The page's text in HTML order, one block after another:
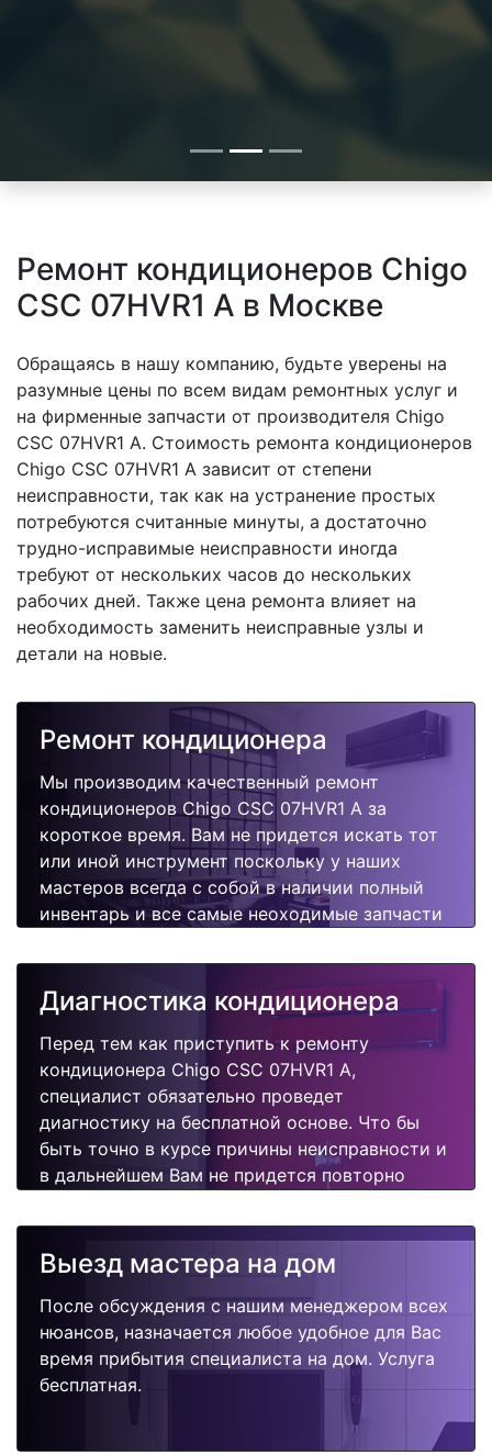
Ремонт кондиционеров Chigo
CSC 07HVR1 A в Москве
Обращаясь в нашу компанию, будьте уверены на
разумные цены по всем видам ремонтных услуг и
на фирменные запчасти от производителя Chigo
CSC 07HVR1 A. Стоимость ремонта кондиционеров
Chigo CSC 07HVR1 A зависит от степени
неисправности, так как на устранение простых
потребуются считанные минуты, а достаточно
трудно-исправимые неисправности иногда
требуют от нескольких часов до нескольких
рабочих дней. Также цена ремонта влияет на
необходимость заменить неисправные узлы и
детали на новые.
Ремонт кондиционера
Мы производим качественный ремонт
кондиционеров Chigo CSC 07HVR1 A за
короткое время. Вам не придется искать тот
или иной инструмент поскольку у наших
мастеров всегда с собой в наличии полный
инвентарь и все самые неоходимые запчасти
быстро, качественно и недорого.
Диагностика кондиционера
Перед тем как приступить к ремонту
кондиционера Chigo CSC 07HVR1 A,
специалист обязательно проведет
диагностику на бесплатной основе. Что бы
быть точно в курсе причины неисправности и
в дальнейшем Вам не придется повторно
поломок.
Выезд мастера на дом
После обсуждения с нашим менеджером всех
нюансов, назначается любое удобное для Вас
время прибытия специалиста на дом. Услуга
бесплатная.